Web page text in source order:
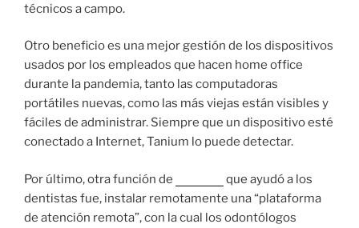
técnicos a campo.
Otro beneficio es una mejor gestión de los dispositivos
usados por los empleados que hacen home office
durante la pandemia, tanto las computadoras
portátiles nuevas, como las más viejas están visibles y
fáciles de administrar. Siempre que un dispositivo esté
conectado a Internet, Tanium lo puede detectar.
Por último, otra función de
que ayudó a los
dentistas fue, instalar remotamente una “plataforma
de atención remota”, con la cual los odontólogos